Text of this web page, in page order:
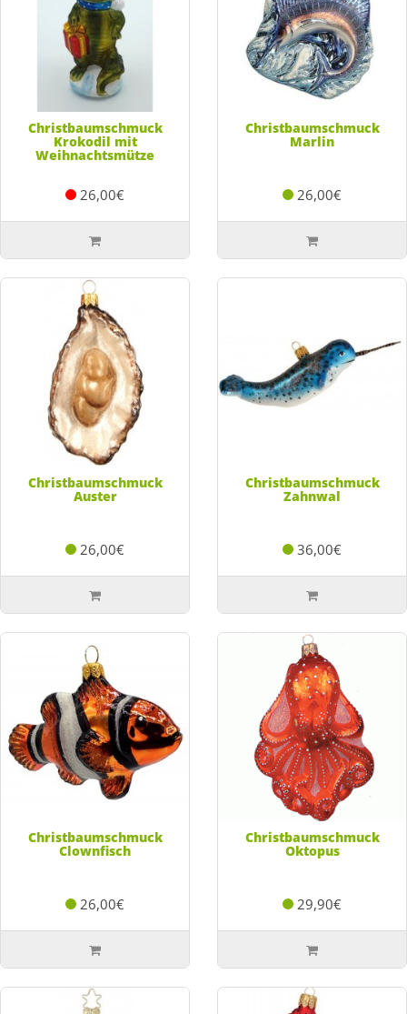
Christbaumschmuck
Krokodil mit
Weihnachtsmütze
26,00€
Christbaumschmuck
Marlin
26,00€
Christbaumschmuck
Auster
26,00€
Christbaumschmuck
Zahnwal
36,00€
Christbaumschmuck
Clownfisch
26,00€
Christbaumschmuck
Oktopus
29,90€